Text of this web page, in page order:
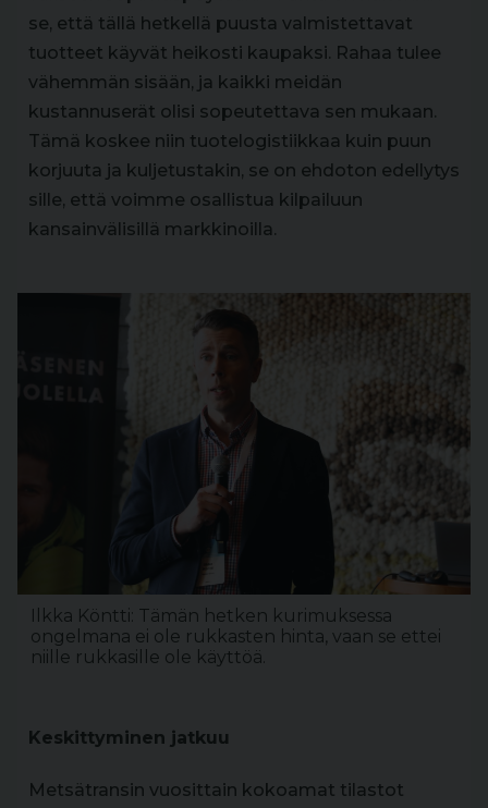
se, että tällä hetkellä puusta valmistettavat
tuotteet käyvät heikosti kaupaksi. Rahaa tulee
vähemmän sisään, ja kaikki meidän
kustannuserät olisi sopeutettava sen mukaan.
Tämä koskee niin tuotelogistiikkaa kuin puun
korjuuta ja kuljetustakin, se on ehdoton edellytys
sille, että voimme osallistua kilpailuun
kansainvälisillä markkinoilla.
Ilkka Köntti: Tämän hetken kurimuksessa
ongelmana ei ole rukkasten hinta, vaan se ettei
niille rukkasille ole käyttöä.
Keskittyminen jatkuu
Metsätransin vuosittain kokoamat tilastot